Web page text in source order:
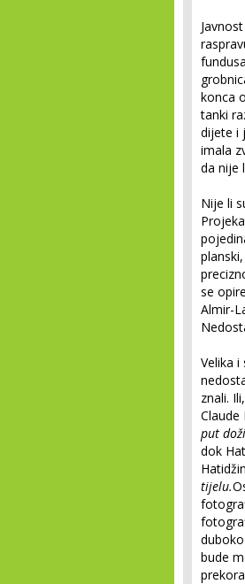
konca
tanki
dijete i
imala
da nije
Nije li
se
Almir-
Velika
znali.
put
dok
tijelu.
bude